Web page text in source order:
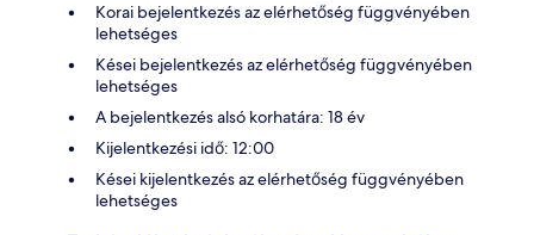
Korai bejelentkezés az elérhetőség függvényében
lehetséges
Kései bejelentkezés az elérhetőség függvényében
lehetséges
A bejelentkezés alsó korhatára: 18 év
Kijelentkezési idő: 12:00
Kései kijelentkezés az elérhetőség függvényében
lehetséges